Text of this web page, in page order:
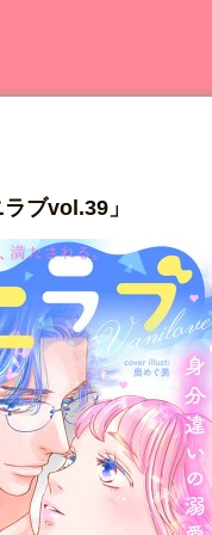
ブvol.39」